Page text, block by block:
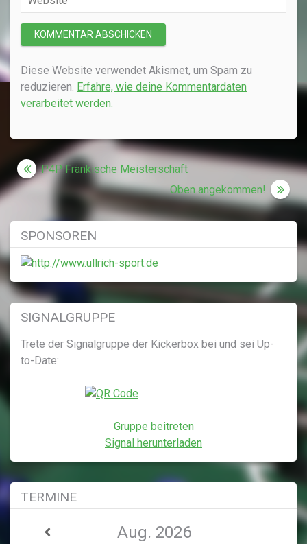
Diese Website verwendet Akismet, um Spam zu
reduzieren. Erfahre, wie deine Kommentardaten
verarbeitet werden.
Beitragsnavigation
P4P Fränkische Meisterschaft
Oben angekommen!
SPONSOREN
SIGNALGRUPPE
Trete der Signalgruppe der Kickerbox bei und sei Up-
to-Date:
Gruppe beitreten
Signal herunterladen
TERMINE
Aug. 2026